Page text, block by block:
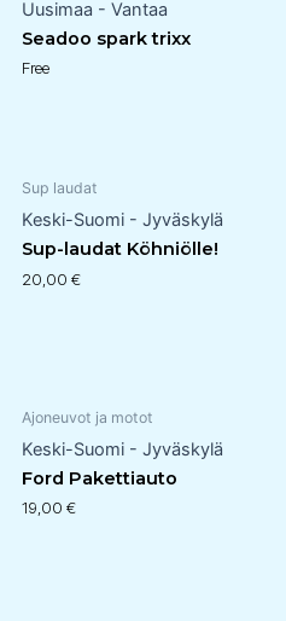
Uusimaa - Vantaa
Seadoo spark trixx
Free
Sup laudat
Keski-Suomi - Jyväskylä
Sup-laudat Köhniölle!
20,00 €
Ajoneuvot ja motot
Keski-Suomi - Jyväskylä
Ford Pakettiauto
19,00 €